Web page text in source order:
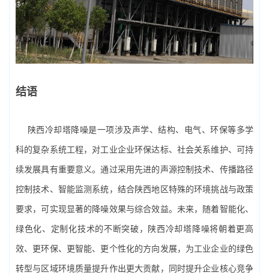
结语
陕西冷却塔降噪是一项涉及声学、结构、电气、环保等多学
科的复杂系统工程，对工业企业环保达标、社会关系维护、可持
续发展具有重要意义。通过采用先进的声源控制技术、传播路径
控制技术、智能监测系统，结合陕西地区特殊的环境挑战与政策
要求，可实现显著的降噪效果与综合效益。未来，随着智能化、
绿色化、定制化技术的不断突破，陕西冷却塔降噪将朝着更高
效、更环保、更智能、更个性化的方向发展，为工业企业的绿色
转型与区域环境质量提升作出更大贡献，同时提升企业核心竞争